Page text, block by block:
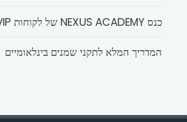
כנס NEXUS ACADEMY של לקוחות VIP פרומט 2019
המדריך המלא לתקני שמנים בינלאומיים